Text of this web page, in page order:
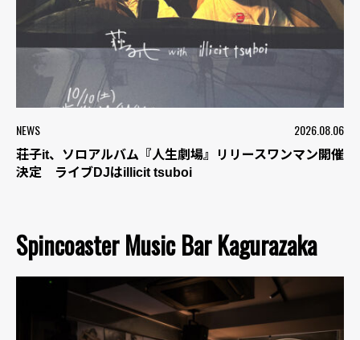
NEWS 2026.08.06
荘子it、ソロアルバム『人生劇場』リリースワンマン開催
決定 ライブDJはillicit tsuboi
Spincoaster Music Bar Kagurazaka